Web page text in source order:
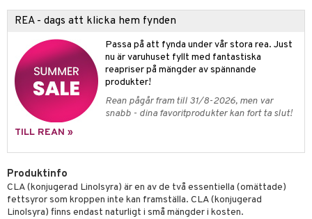
REA - dags att klicka hem fynden
Passa på att fynda under vår stora rea. Just
nu är varuhuset fyllt med fantastiska
reapriser på mängder av spännande
produkter!
Rean pågår fram till 31/8-2026, men var
snabb - dina favoritprodukter kan fort ta slut!
TILL REAN »
Produktinfo
CLA (konjugerad Linolsyra) är en av de två essentiella (omättade)
fettsyror som kroppen inte kan framställa. CLA (konjugerad
Linolsyra) finns endast naturligt i små mängder i kosten.